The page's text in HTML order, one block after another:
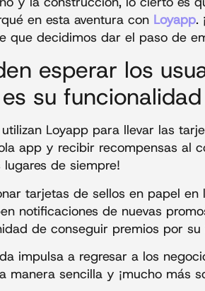
en esta aventura con Loyapp.
que decidimos dar el paso de
esperar los
su
utilizan Loyapp para llevar las
app y recibir recompensas al
de siempre!
tarjetas de sellos en papel
notificaciones de nuevas
de conseguir premios por su
impulsa a regresar a los
manera sencilla y ¡mucho más